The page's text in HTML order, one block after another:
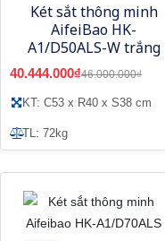
Két sắt thông minh
AifeiBao HK-
A1/D50ALS-W trắng
40.444.000₫46.000.000₫
KT: C53 x R40 x S38 cm
TL: 72kg